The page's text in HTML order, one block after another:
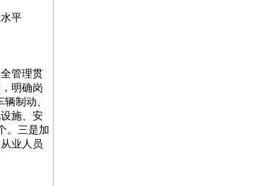
平
管理贯
明确岗
制动、
施、安
。三是加
业人员